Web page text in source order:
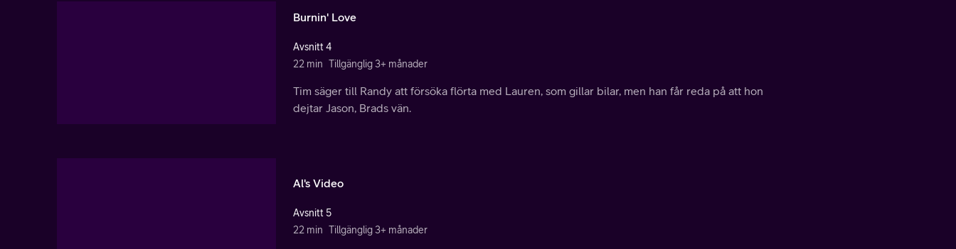
Burnin' Love
Avsnitt 4
22 min Tillgänglig 3+ månader
Tim säger till Randy att försöka flörta med Lauren, som gillar bilar, men han får reda på att hon
dejtar Jason, Brads vän.
Al's Video
Avsnitt 5
22 min Tillgänglig 3+ månader